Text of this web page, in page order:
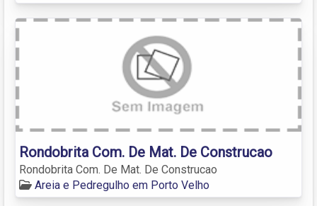
Rondobrita Com. De Mat. De Construcao
Rondobrita Com. De Mat. De Construcao
Areia e Pedregulho em Porto Velho